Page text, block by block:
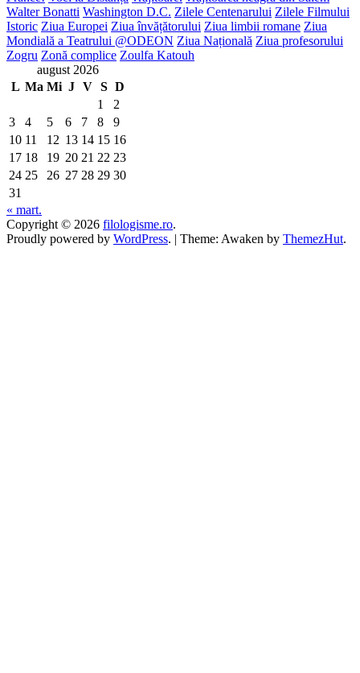
Walter Bonatti Washington D.C. Zilele Centenarului Zilele Filmului
Istoric Ziua Europei Ziua învățătorului Ziua limbii romane Ziua
Mondială a Teatrului @ODEON Ziua Națională Ziua profesorului
Zogru Zonă complice Zoulfa Katouh
august 2026
L Ma Mi J V S D
1
2
3
4 5 6 7 8
9
10 11 12 13 14 15 16
17 18 19 20 21 22 23
24 25 26 27 28 29 30
31
« mart.
Copyright © 2026 filologisme.ro.
Proudly powered by WordPress. | Theme: Awaken by ThemezHut.